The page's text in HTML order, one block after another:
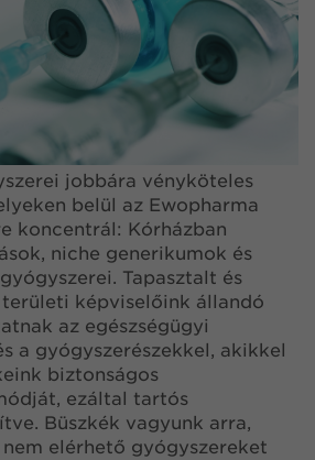
jobbára vényköteles
belül az Ewopharma
koncentrál: Kórházban
niche generikumok és
Tapasztalt és
képviselőink állandó
az egészségügyi
a gyógyszerészekkel, akikkel
biztonságos
ezáltal tartós
Büszkék vagyunk arra,
elérhető gyógyszereket